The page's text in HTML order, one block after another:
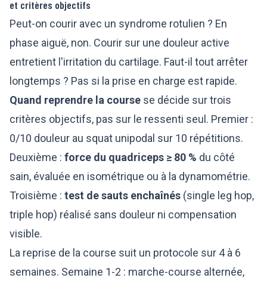
et critères objectifs
Peut-on courir avec un syndrome rotulien ? En
phase aiguë, non. Courir sur une douleur active
entretient l'irritation du cartilage. Faut-il tout arrêter
longtemps ? Pas si la prise en charge est rapide.
Quand reprendre la course se décide sur trois
critères objectifs, pas sur le ressenti seul. Premier :
0/10 douleur au squat unipodal sur 10 répétitions.
Deuxième : force du quadriceps ≥ 80 % du côté
sain, évaluée en isométrique ou à la dynamométrie.
Troisième : test de sauts enchaînés (single leg hop,
triple hop) réalisé sans douleur ni compensation
visible.
La reprise de la course suit un protocole sur 4 à 6
semaines. Semaine 1-2 : marche-course alternée,